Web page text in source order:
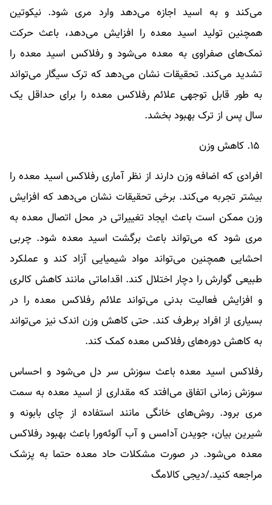
می‌کند و به اسید اجازه می‌دهد وارد مری شود. نیکوتین
همچنین تولید اسید معده را افزایش می‌دهد، باعث حرکت
نمک‌های صفراوی به معده می‌شود و رفلاکس اسید معده را
تشدید می‌کند. تحقیقات نشان می‌دهد که ترک سیگار می‌تواند
به طور قابل توجهی علائم رفلاکس معده را برای حداقل یک
سال پس از ترک بهبود بخشد.
افرادی که اضافه وزن دارند از نظر آماری رفلاکس اسید معده را
بیشتر تجربه می‌کند. برخی تحقیقات نشان می‌دهد که افزایش
وزن ممکن است باعث ایجاد تغییراتی در محل اتصال معده به
مری شود که می‌تواند باعث برگشت اسید معده شود. چربی
احشایی همچنین می‌تواند مواد شیمیایی آزاد کند و عملکرد
طبیعی گوارش را دچار اختلال کند. اقداماتی مانند کاهش کالری
و افزایش فعالیت بدنی می‌تواند علائم رفلاکس معده را در
بسیاری از افراد برطرف کند. حتی کاهش وزن اندک نیز می‌تواند
به کاهش دوره‌های رفلاکس معده کمک کند.
رفلاکس اسید معده باعث سوزش سر دل می‌شود و احساس
سوزش زمانی اتفاق می‌افتد که مقداری از اسید معده به سمت
مری برود. روش‌های خانگی مانند استفاده از چای بابونه و
شیرین بیان، جویدن آدامس و آب آلوئه‌ورا باعث بهبود رفلاکس
معده می‌شود. در صورت مشکلات حاد معده حتما به پزشک
مراجعه کنید./دیجی کالامگ